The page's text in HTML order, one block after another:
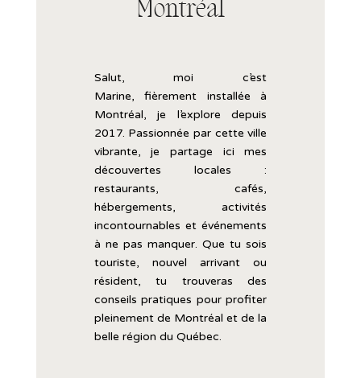
Montréal
Salut, moi c’est
Marine,
fièrement installéeà
Montréal, je l’exploredepuis
2017. Passionnéepar cetteville
vibrante,jepartage icimes
découvertes locales :
restaurants,cafés,
hébergements,activités
incontournables etévénements
à ne pasmanquer.Quetusois
touriste, nouvelarrivantou
résident,tu trouverasdes
conseilspratiques pourprofiter
pleinement de Montréaletdela
belle région du Québec.